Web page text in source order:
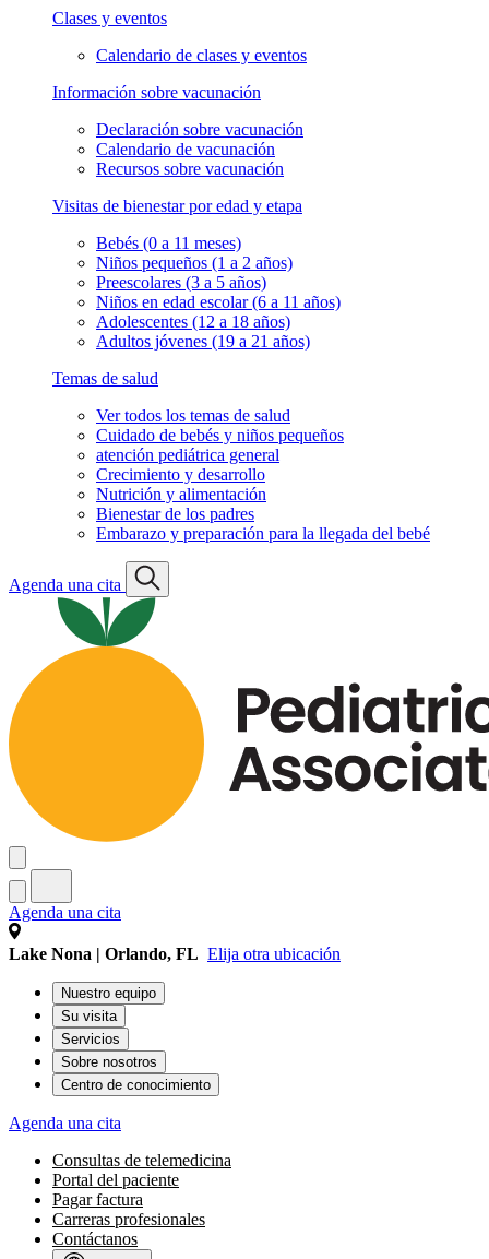
Clases y eventos
Calendario de clases y eventos
Información sobre vacunación
Declaración sobre vacunación
Calendario de vacunación
Recursos sobre vacunación
Visitas de bienestar por edad y etapa
Bebés (0 a 11 meses)
Niños pequeños (1 a 2 años)
Preescolares (3 a 5 años)
Niños en edad escolar (6 a 11 años)
Adolescentes (12 a 18 años)
Adultos jóvenes (19 a 21 años)
Temas de salud
Ver todos los temas de salud
Cuidado de bebés y niños pequeños
atención pediátrica general
Crecimiento y desarrollo
Nutrición y alimentación
Bienestar de los padres
Embarazo y preparación para la llegada del bebé
Agenda una cita
Agenda una cita
Lake Nona | Orlando, FL Elija otra ubicación
Nuestro equipo
Su visita
Servicios
Sobre nosotros
Centro de conocimiento
Agenda una cita
Consultas de telemedicina
Portal del paciente
Pagar factura
Carreras profesionales
Contáctanos